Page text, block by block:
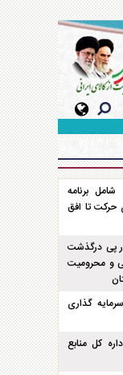
شامل برنامه
حرکت تا افق
پی درگذشت
و محرومیت
گذاری
کل منابع